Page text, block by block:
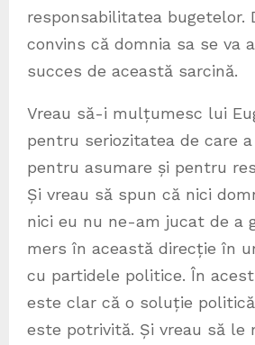
responsabilitatea bugetelor.
convins că domnia sa se va
succes de această sarcină.
Vreau să-i mulțumesc lui
pentru seriozitatea de care
pentru asumare și pentru
Și vreau să spun că nici
nici eu nu ne-am jucat de a
mers în această direcție în
cu partidele politice. În
este clar că o soluție
este potrivită. Și vreau să le